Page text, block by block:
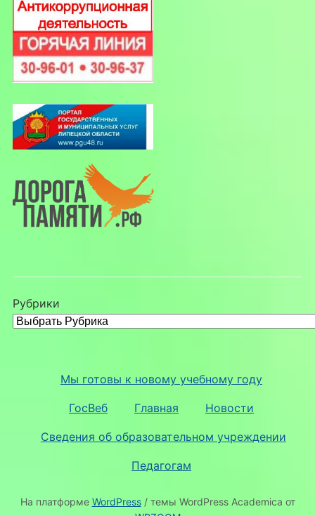
Рубрики
Мы готовы к новому учебному году
ГосВеб Главная Новости
Сведения об образовательном учреждении
Педагогам
На платформе WordPress/ темы WordPress Academica от